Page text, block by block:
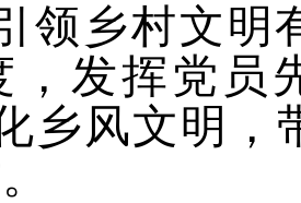
领乡村文明
，发挥党员
乡风文明，